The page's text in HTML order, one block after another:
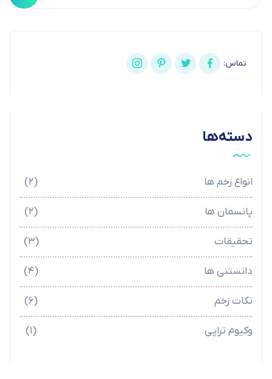
تماس:
دسته‌ها
انواع زخم ها
پانسمان ها
تحقیقات
دانستنی ها
نکات زخم
وکیوم تراپی